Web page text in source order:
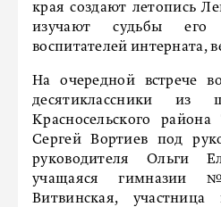
края создают летопись
изучают судьбы его
воспитателей интерната,
На очередной встрече
десятиклассники
Красносельского
Сергей Вортиев под
руководителя Ольги
учащаяся
Витвинская, участница